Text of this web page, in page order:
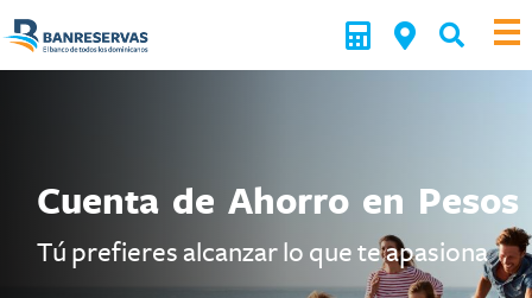
Cuenta de Ahorro en Pesos
Tú prefieres alcanzar lo que te apasiona